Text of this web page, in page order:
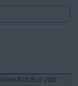
POZUELO 2025